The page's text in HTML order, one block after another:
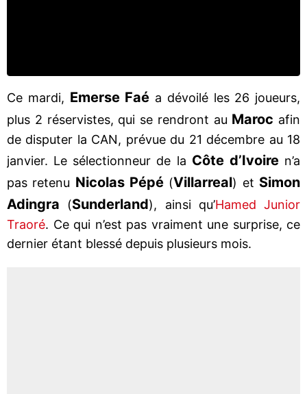
Ce mardi, Emerse Faé a dévoilé les 26 joueurs,
plus 2 réservistes, qui se rendront au Maroc afin
de disputer la CAN, prévue du 21 décembre au 18
janvier. Le sélectionneur de la Côte d’Ivoiren’a
pas retenu Nicolas Pépé (Villarreal) et Simon
Adingra (Sunderland), ainsi qu’Hamed Junior
Traoré. Ce qui n’est pas vraiment une surprise, ce
dernier étant blessé depuis plusieurs mois.